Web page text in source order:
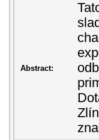
Abstract: